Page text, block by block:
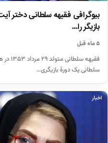
بیوگرافی فقیهه سلطانی دختر
بازیگر را…
۵ ماه قبل
سلطانی یک دورهٔ بازیگری…
اخبار